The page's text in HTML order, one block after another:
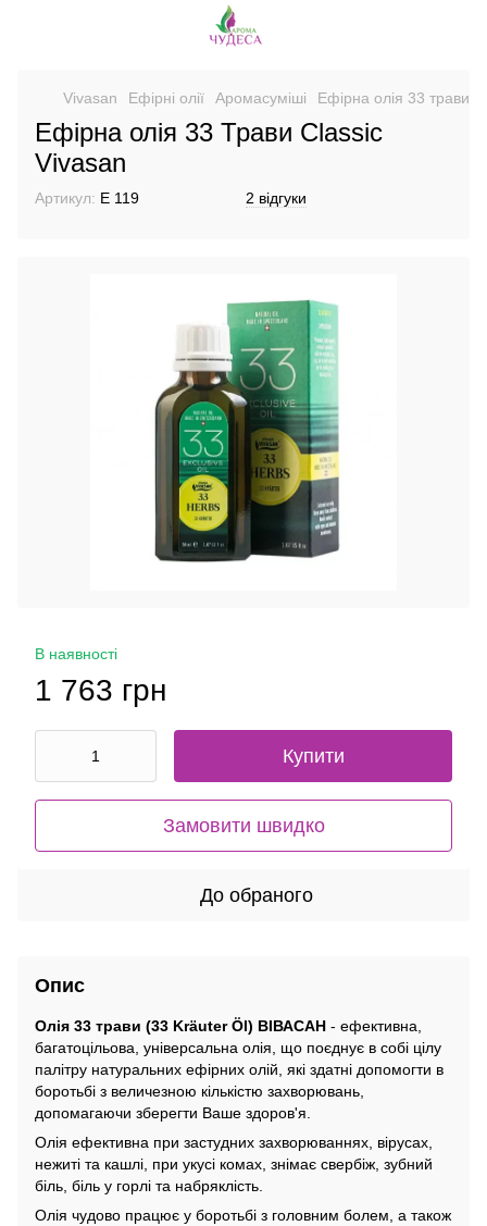
Vivasan Ефірні олії Аромасуміші Ефірна олія 33 трави
Ефірна олія 33 Трави Classic
Vivasan
Артикул: E 119 2 відгуки
В наявності
1 763 грн
Купити
Замовити швидко
До обраного
Опис
Олія 33 трави (33 Kräuter Öl) ВІВАСАН - ефективна,
багатоцільова, універсальна олія, що поєднує в собі цілу
палітру натуральних ефірних олій, які здатні допомогти в
боротьбі з величезною кількістю захворювань,
допомагаючи зберегти Ваше здоров'я.
Олія ефективна при застудних захворюваннях, вірусах,
нежиті та кашлі, при укусі комах, знімає свербіж, зубний
біль, біль у горлі та набряклість.
Олія чудово працює у боротьбі з головним болем, а також